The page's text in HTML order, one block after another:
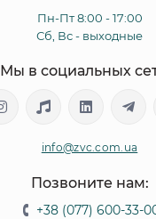
Пн-Пт 8:00 - 17:00
Сб, Вс - выходные
Мы в социальных
info@zvc.com.ua
Позвоните нам:
+38 (077) 600-33-